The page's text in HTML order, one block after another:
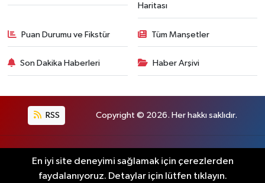
Haritası
Puan Durumu ve Fikstür Tüm Manşetler
Son Dakika Haberleri Haber Arşivi
RSS Copyright © 2026. Her hakkı saklıdır.
En iyi site deneyimi sağlamak için çerezlerden
faydalanıyoruz. Detaylar için lütfen tıklayın.